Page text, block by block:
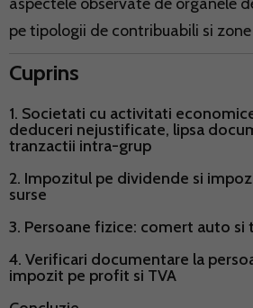
pe tipologii de contribuabili si zone
Cuprins
1. Societati cu activitati
deduceri nejustificate, lipsa
tranzactii intra-grup
2. Impozitul pe dividende si
surse
3. Persoane fizice: comert auto si
4. Verificari documentare la
impozit pe profit si TVA